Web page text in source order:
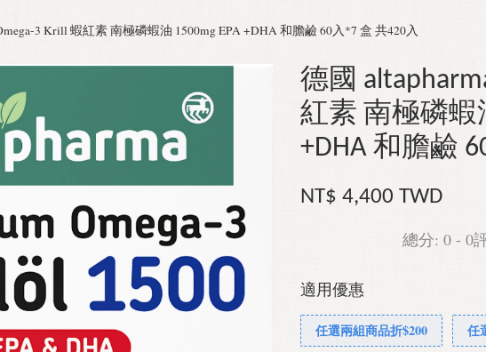
3 Krill 蝦紅素 南極磷蝦油 1500mg EPA +DHA 和膽鹼 60入*7 盒 共420入
德國
紅素 南極磷蝦
+DHA 和膽鹼
NT$ 4,400 TWD
總分: 0 - 0
適用優惠
任選兩組商品折$200 任